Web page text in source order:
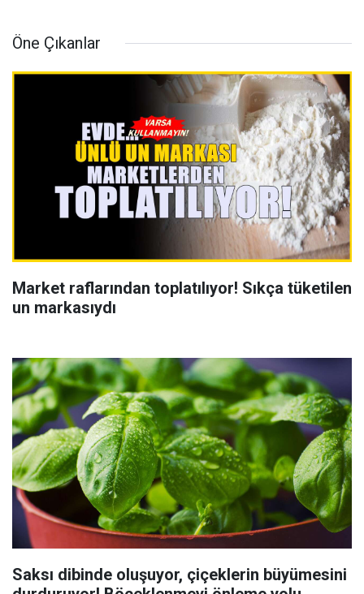
Öne Çıkanlar
Market raflarından toplatılıyor! Sıkça tüketilen
un markasıydı
Saksı dibinde oluşuyor, çiçeklerin büyümesini